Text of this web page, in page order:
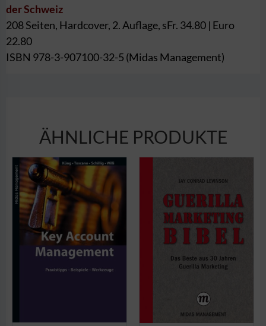
der Schweiz
208 Seiten, Hardcover, 2. Auflage, sFr. 34.80 | Euro
22.80
ISBN 978-3-907100-32-5 (Midas Management)
ÄHNLICHE PRODUKTE